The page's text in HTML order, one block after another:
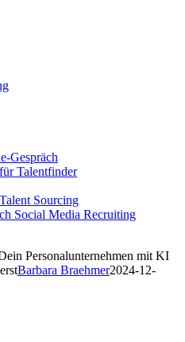
Gespräch
Talentfinder
Sourcing
Social Media Recruiting
Personalunternehmen mit KI
Barbara Braehmer2024-12-